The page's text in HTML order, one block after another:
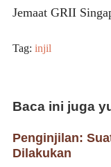
Jemaat GRII
Tag: injil
Baca ini juga
Penginjilan:
Dilakukan